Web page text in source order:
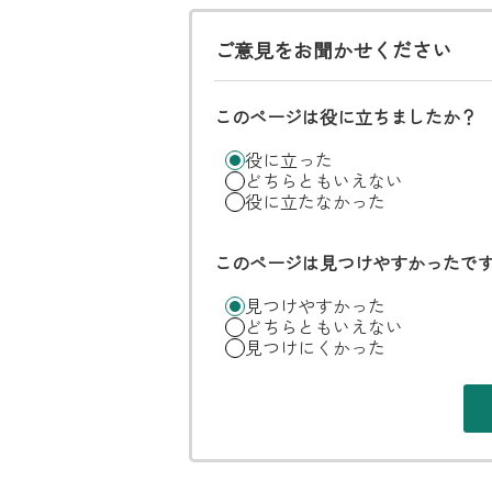
ご意見をお聞かせください
このページは役に立ちましたか？
役に立った
どちらともいえない
役に立たなかった
このページは見つけやすかったで
見つけやすかった
どちらともいえない
見つけにくかった